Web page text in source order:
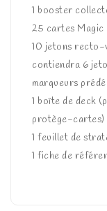
1 booster
25 cartes Magic
10 jetons recto-
contiendra 6
marqueurs
1 boîte de deck
protège-cartes)
1 feuillet de
1 fiche de